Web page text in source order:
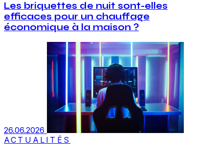
Les briquettes de nuit sont-elles
efficaces pour un chauffage
économique à la maison ?
26.06.2026
ACTUALITÉS